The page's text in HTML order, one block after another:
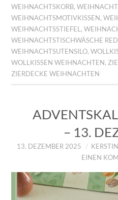
WEIHNACHTSKORB,
WEIHNACHTSMOTIVKISSEN,
WEIHNACHTSSTIEFEL ,
WEIHNACHTSTISCHWÄSCHE
WEIHNACHTSUTENSILO,
WOLLKISSEN WEIHNACHTEN,
ZIERDECKE WEIHNACHTEN
– 13.
13. DEZEMBER 2025
EINEN